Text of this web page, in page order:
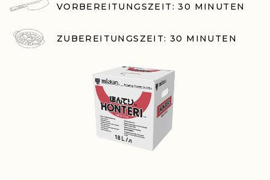
VORBEREITUNGSZEIT: 30 MINUTEN
ZUBEREITUNGSZEIT: 30 MINUTEN